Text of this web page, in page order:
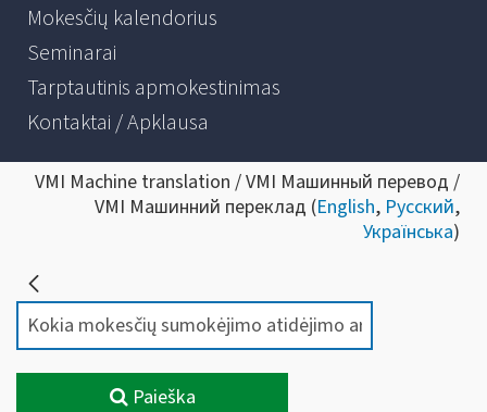
Mokesčių kalendorius
Seminarai
Tarptautinis apmokestinimas
Kontaktai / Apklausa
VMI Machine translation / VMI Машинный перевод /
VMI Машинний переклад (English, Русский,
Українська)
Paieška